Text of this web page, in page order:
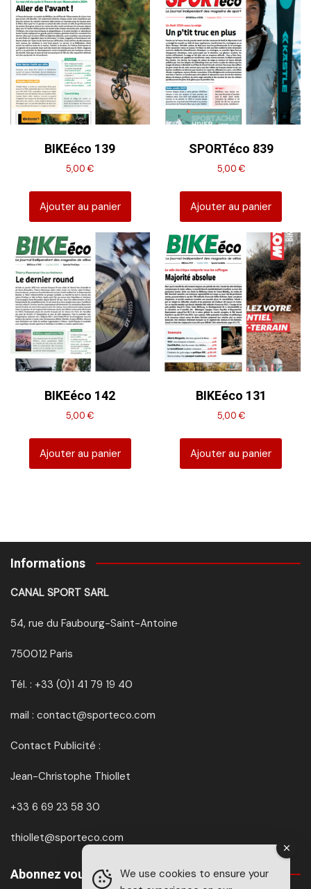
BIKEéco 139
5,00€
Ajouter au panier
SPORTéco 839
5,00€
Ajouter au panier
BIKEéco 142
5,00€
Ajouter au panier
BIKEéco 131
5,00€
Ajouter au panier
Informations
CANAL SPORT SARL
54, rue du Faubourg-Saint-Antoine
750012 Paris
Tél. : +33 (0)1 41 79 19 40
mail : contact@sporteco.com
Contact Publicité :
Jean-Christophe Thiollet
+33 6 69 23 58 30
thiollet@sporteco.com
Abonnez vous à SPORTéco & BIKEéco
We use cookies to ensure your